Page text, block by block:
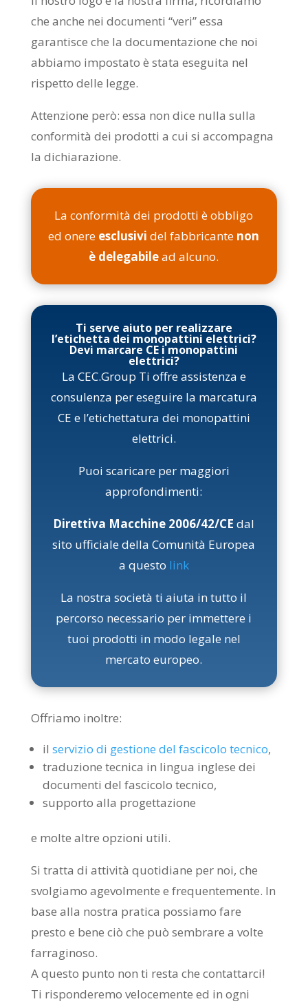
che anche nei documenti “veri” essa
garantisce che la documentazione che noi
abbiamo impostato è stata eseguita nel
rispetto delle legge.
Attenzione però: essa non dice nulla sulla
conformità dei prodotti a cui si accompagna
la dichiarazione.
La conformità dei prodotti è obbligo
ed onere esclusivi del fabbricante non
è delegabilead alcuno.
Ti serve aiuto per realizzare
l’etichetta dei monopattini elettrici?
Devi marcare CE i monopattini
elettrici?
La CEC.Group Ti offre assistenza e
consulenza per eseguire la marcatura
CE e l’etichettatura dei monopattini
elettrici.
Puoi scaricare per maggiori
approfondimenti:
Direttiva Macchine 2006/42/CE dal
sito ufficiale della Comunità Europea
a questo link
La nostra società ti aiuta in tutto il
percorso necessario per immettere i
tuoi prodotti in modo legale nel
mercato europeo.
Offriamo inoltre:
il servizio di gestione del fascicolo tecnico,
traduzione tecnica in lingua inglese dei
documenti del fascicolo tecnico,
supporto alla progettazione
e molte altre opzioni utili.
Si tratta di attività quotidiane per noi, che
svolgiamo agevolmente e frequentemente. In
base alla nostra pratica possiamo fare
presto e bene ciò che può sembrare a volte
farraginoso.
A questo punto non ti resta che contattarci!
Ti risponderemo velocemente ed in ogni